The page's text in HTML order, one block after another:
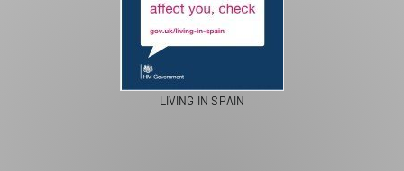
PASEOS EN CAMELLO